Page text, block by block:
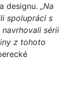
designu. „Na
spolupráci s
sérii
z tohoto